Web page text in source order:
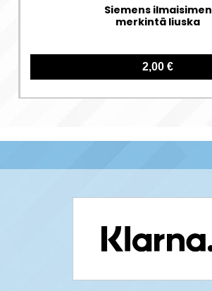
Siemens ilmaisimen
merkintä liuska
2,00 €